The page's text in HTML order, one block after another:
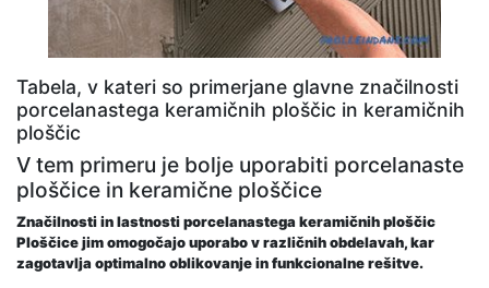
Tabela, v kateri so primerjane glavne značilnosti
porcelanastega keramičnih ploščic in keramičnih
ploščic
V tem primeru je bolje uporabiti porcelanaste
ploščice in keramične ploščice
Značilnosti in lastnosti porcelanastega keramičnih ploščic
Ploščice jim omogočajo uporabo v različnih obdelavah, kar
zagotavlja optimalno oblikovanje in funkcionalne rešitve.